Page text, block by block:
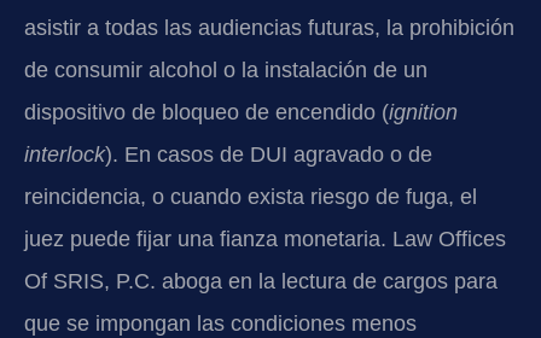
asistir a todas las audiencias futuras, la prohibición
de consumir alcohol o la instalación de un
dispositivo de bloqueo de encendido (ignition
interlock). En casos de DUI agravado o de
reincidencia, o cuando exista riesgo de fuga, el
juez puede fijar una fianza monetaria. Law Offices
Of SRIS, P.C. aboga en la lectura de cargos para
que se impongan las condiciones menos